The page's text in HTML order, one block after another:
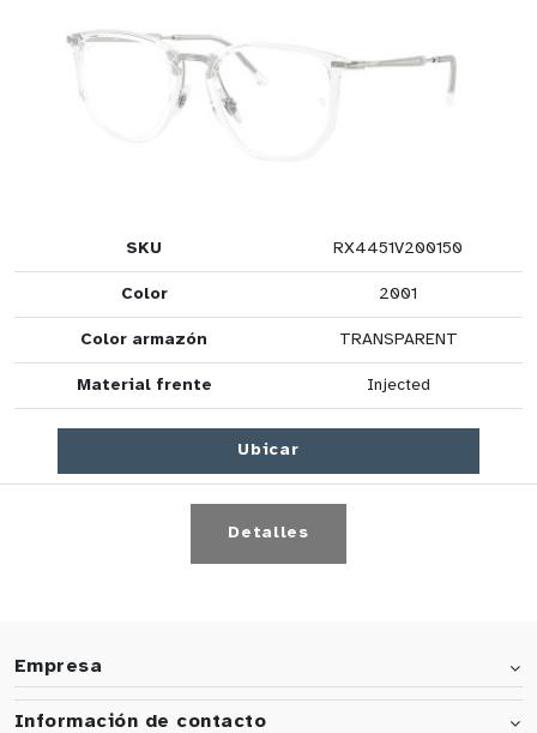
SKU RX4451V200150
Color 2001
Color armazón TRANSPARENT
Material frente Injected
Ubicar
Detalles
Empresa
Información de contacto